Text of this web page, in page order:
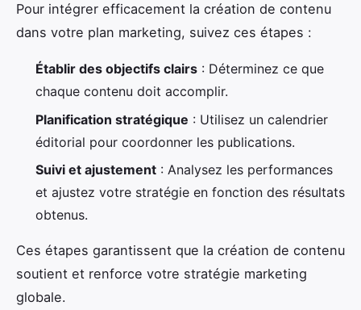
Pour intégrer efficacement la création de contenu
dans votre plan marketing, suivez ces étapes :
Établir des objectifs clairs : Déterminez ce que
chaque contenu doit accomplir.
Planification stratégique : Utilisez un calendrier
éditorial pour coordonner les publications.
Suivi et ajustement : Analysez les performances
et ajustez votre stratégie en fonction des résultats
obtenus.
Ces étapes garantissent que la création de contenu
soutient et renforce votre stratégie marketing
globale.